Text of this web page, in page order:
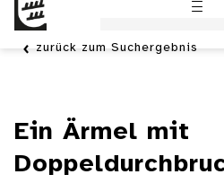
WÜRTTEMBERG
zurück zum Suchergebnis
Ein Ärmel mit